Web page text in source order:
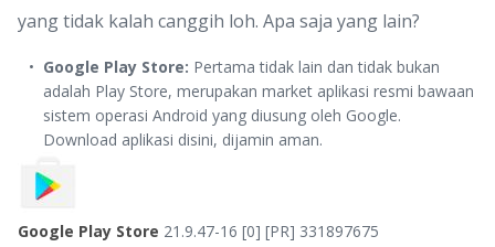
yang tidak kalah canggih loh. Apa saja yang lain?
Google Play Store: Pertama tidak lain dan tidak bukan
adalah Play Store, merupakan market aplikasi resmi bawaan
sistem operasi Android yang diusung oleh Google.
Download aplikasi disini, dijamin aman.
Google Play Store 21.9.47-16 [0] [PR] 331897675